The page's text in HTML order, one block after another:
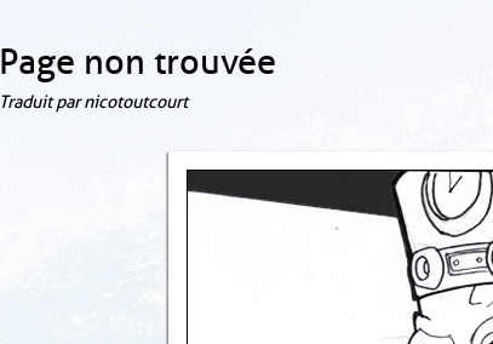
Page non trouvée
Traduit par nicotoutcourt